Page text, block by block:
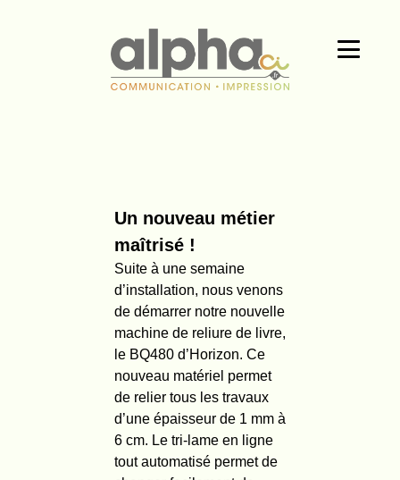
Un nouveau métier
maîtrisé !
Suite à une semaine
d’installation, nous venons
de démarrer notre nouvelle
machine de reliure de livre,
le BQ480 d’Horizon. Ce
nouveau matériel permet
de relier tous les travaux
d’une épaisseur de 1 mm à
6 cm. Le tri-lame en ligne
tout automatisé permet de